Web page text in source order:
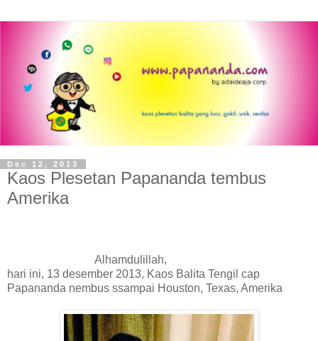
Dec 12, 2013
Kaos Plesetan Papananda tembus
Amerika
Alhamdulillah,
hari ini, 13 desember 2013, Kaos Balita Tengil cap
Papananda nembus ssampai Houston, Texas, Amerika